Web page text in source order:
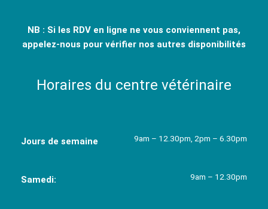
NB : Si les RDV en ligne ne vous conviennent pas,
appelez-nous pour vérifier nos autres disponibilités
Horaires du centre vétérinaire
Jours de semaine 9am – 12.30pm, 2pm – 6.30pm
Samedi: 9am – 12.30pm